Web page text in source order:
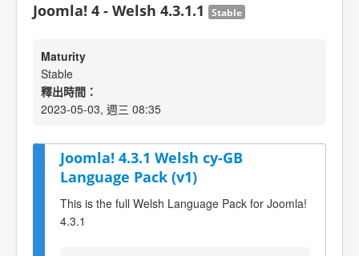
Joomla! 4 - Welsh 4.3.1.1 Stable
Maturity
Stable
釋出時間：
2023-05-03, 週三 08:35
Joomla! 4.3.1 Welsh cy-GB
Language Pack (v1)
This is the full Welsh Language Pack for Joomla!
4.3.1